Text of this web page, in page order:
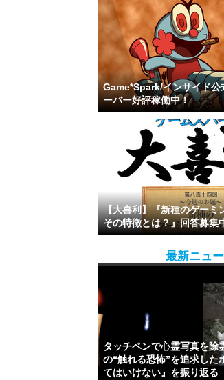
Game*Spark/インサイド公
ーバー好評稼働中！
【大喜利】『新種のゲーミ
その特徴とは？』回答募集
最新ニュ
タッチペンで心霊写真を除
の“触れる恐怖”を追求した
てはいけない』を振り返る